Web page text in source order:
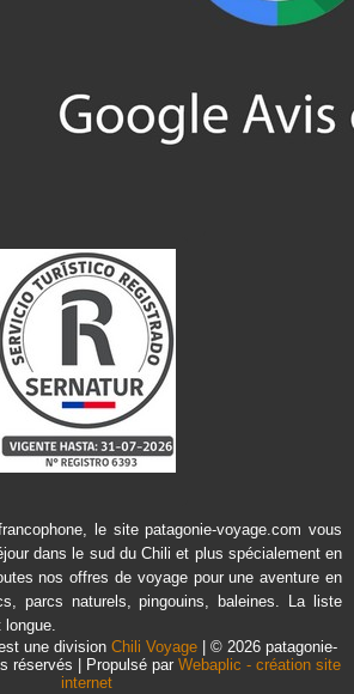
le site patagonie-voyage.com vous
dans le sud du Chili et plus spécialement en
nos offres de voyage pour une aventure en
parcs naturels, pingouins, baleines. La liste
une division Chili Voyage| © 2026 patagonie-
réservés | Propulsé par Webaplic - création site
internet